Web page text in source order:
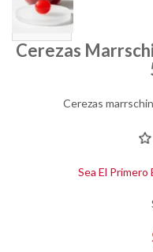
Cerezas
Cerezas
Sea El